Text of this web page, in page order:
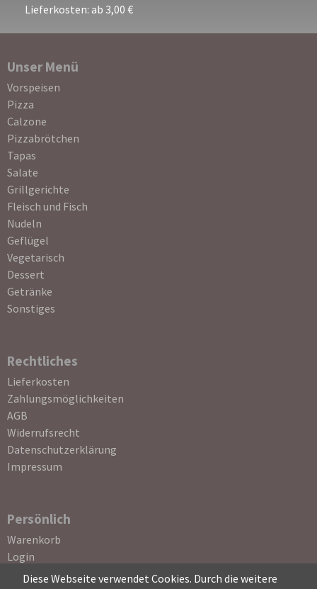
Lieferkosten: ab 3,00 €
Unser Menü
Navigation
überspringen
Vorspeisen
Pizza
Calzone
Pizzabrötchen
Tapas
Salate
Grillgerichte
Fleisch und Fisch
Nudeln
Geflügel
Vegetarisch
Dessert
Getränke
Sonstiges
Rechtliches
Navigation
überspringen
Lieferkosten
Zahlungsmöglichkeiten
AGB
Widerrufsrecht
Datenschutzerklärung
Impressum
Persönlich
Navigation
überspringen
Warenkorb
Login
Registrierung
Diese Webseite verwendet Cookies. Durch die weitere